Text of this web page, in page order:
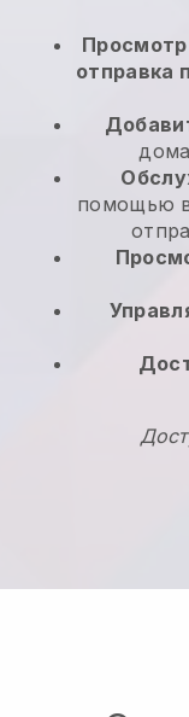
Просмотр
отправка
помощью